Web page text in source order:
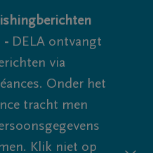
- DELA ontvangt
via
Onder het
tracht men
Klik niet op